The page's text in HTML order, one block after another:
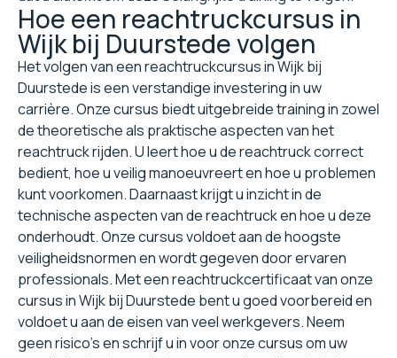
Hoe een reachtruckcursus in
Wijk bij Duurstede volgen
Het volgen van een reachtruckcursus in Wijk bij
Duurstede is een verstandige investering in uw
carrière. Onze cursus biedt uitgebreide training in zowel
de theoretische als praktische aspecten van het
reachtruck rijden. U leert hoe u de reachtruck correct
bedient, hoe u veilig manoeuvreert en hoe u problemen
kunt voorkomen. Daarnaast krijgt u inzicht in de
technische aspecten van de reachtruck en hoe u deze
onderhoudt. Onze cursus voldoet aan de hoogste
veiligheidsnormen en wordt gegeven door ervaren
professionals. Met een reachtruckcertificaat van onze
cursus in Wijk bij Duurstede bent u goed voorbereid en
voldoet u aan de eisen van veel werkgevers. Neem
geen risico's en schrijf u in voor onze cursus om uw